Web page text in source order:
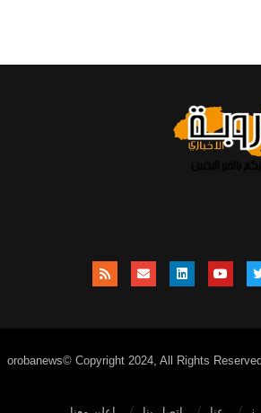
orobanews© Copyright 2024, All Rights